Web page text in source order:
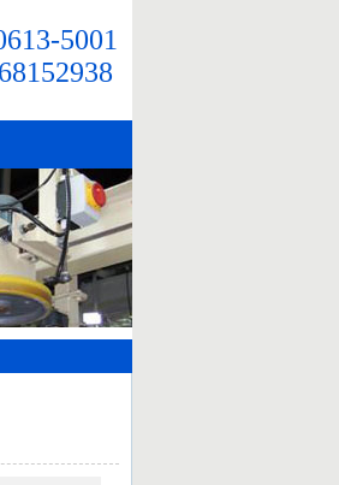
5001